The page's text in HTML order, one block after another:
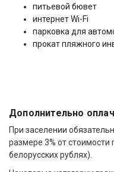
питьевой бювет
интернет Wi-Fi
парковка для
прокат пляжного
Дополнительно
При заселении
размере 3% от стоимости
белорусских рублях).